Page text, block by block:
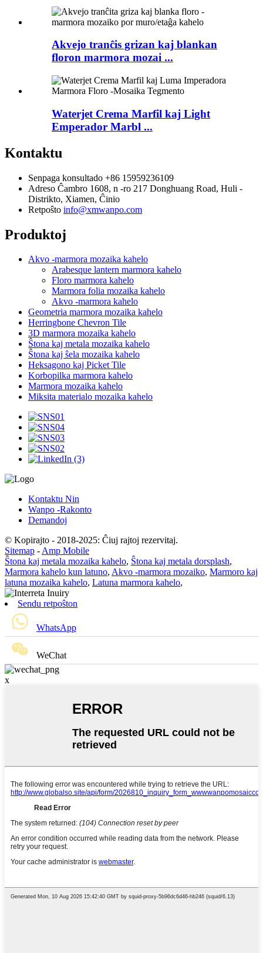
Akvejo tranĉis grizan kaj blankan
floron marmora mozai ...
Waterjet Crema Marfil kaj Light
Emperador Marbl ...
Kontaktu
Senpaga konsultado +86 15959236109
Adreso Ĉambro 1608, n -ro 217 Donghuang Road, Huli -
Distrikto, Xiamen, Ĉinio
Retpoŝto info@xmwanpo.com
Produktoj
Akvo -marmora mozaika kahelo
Arabesque lantern marmora kahelo
Floro marmora kahelo
Marmora folia mozaika kahelo
Akvo -marmora kahelo
Geometria marmora mozaika kahelo
Herringbone Chevron Tile
3D marmora mozaika kahelo
Ŝtona kaj metala mozaika kahelo
Ŝtona kaj ŝela mozaika kahelo
Heksagono kaj Picket Tile
Korbopilka marmora kahelo
Marmora mozaika kahelo
Miksita materialo mozaika kahelo
Kontaktu Nin
Wanpo -Rakonto
Demandoj
© Kopirajto - 2018-2025: Ĉiuj rajtoj rezervitaj.
Sitemap -Amp Mobile
Ŝtona kaj metala mozaika kahelo, Ŝtona kaj metala dorsplash,
Marmora kahelo kun latuno, Akvo -marmora mozaiko, Marmoro kaj
latuna mozaika kahelo, Latuna marmora kahelo,
Sendu retpoŝton
WhatsApp
WeChat
x